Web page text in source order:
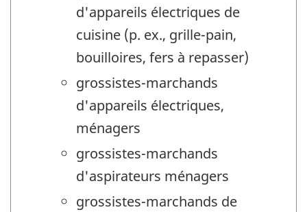
d'appareils électriques de
cuisine (p. ex., grille-pain,
bouilloires, fers à repasser)
grossistes-marchands
d'appareils électriques,
ménagers
grossistes-marchands
d'aspirateurs ménagers
grossistes-marchands de